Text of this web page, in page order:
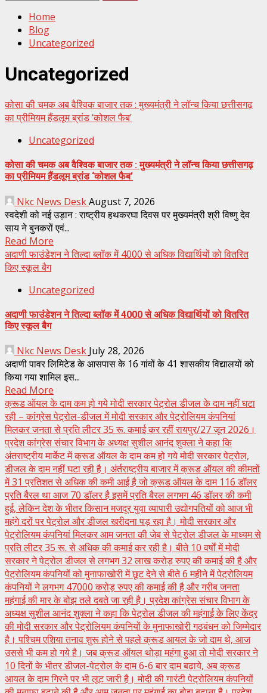
Home
Blog
Uncategorized
Uncategorized
कोसा की चमक अब वैश्विक बाजार तक : मुख्यमंत्री ने लॉन्च किया छत्तीसगढ़
का प्रीमियम हैंडलूम ब्रांड ‘कोशल फैब’
Uncategorized
कोसा की चमक अब वैश्विक बाजार तक : मुख्यमंत्री ने लॉन्च किया छत्तीसगढ़
का प्रीमियम हैंडलूम ब्रांड ‘कोशल फैब’
Nkc News DeskAugust 7, 2026
स्वदेशी को नई उड़ान : राष्ट्रीय हथकरघा दिवस पर मुख्यमंत्री श्री विष्णु देव
साय ने बुनकरों एवं...
Read More
अदाणी फाउंडेशन ने तिल्दा ब्लॉक में 4000 से अधिक विद्यार्थियों को वितरित
किए स्कूल बैग
Uncategorized
अदाणी फाउंडेशन ने तिल्दा ब्लॉक में 4000 से अधिक विद्यार्थियों को वितरित
किए स्कूल बैग
Nkc News Desk July 28, 2026
अदाणी पावर लिमिटेड के आसपास के 16 गांवों के 41 शासकीय विद्यालयों को
किया गया शामिल इस...
Read More
क्रूड ऑयल के दाम कम हो गये मोदी सरकार पेट्रोल डीजल के दाम नहीं घटा
रही – कांग्रेस पेट्रोल-डीजल में मोदी सरकार और पेट्रोलियम कंपनियां
मिलकर जनता से प्रति लीटर 35 रू. कमाई कर रहीं रायपुर/27 जून 2026।
प्रदेश कांग्रेस संचार विभाग के अध्यक्ष सुशील आनंद शुक्ला ने कहा कि
अंतराष्ट्रीय मार्केट में क्रूड ऑयल के दाम कम हो गये मोदी सरकार पेट्रोल,
डीजल के दाम नहीं घटा रही है। अंर्तराष्ट्रीय बाजार में क्रूड ऑयल की कीमतों
में 31 प्रतिशत से अधिक की कमी आई है जो क्रूड ऑयल के दाम 116 डॉलर
प्रति बैरल था आज 70 डॉलर है इसमें प्रति बैरल लगभग 46 डॉलर की कमी
हुई, लेकिन देश के भीतर किसान मजदूर युवा व्यापारी उद्योगपतियों को आज भी
महंगे दरों पर पेट्रोल और डीजल खरीदना पड़ रहा है। मोदी सरकार और
पेट्रोलियम कंपनियां मिलकर आम जनता की जेब से पेट्रोल डीजल के माध्यम से
प्रति लीटर 35 रू. से अधिक की कमाई कर रही है। बीते 10 वर्षों में मोदी
सरकार ने पेट्रोल डीजल से लगभग 32 लाख करोड़ रुपए की कमाई की है और
पेट्रोलियम कंपनियों को मुनाफाखोरी में छूट देने से बीते 6 महीने में पेट्रोलियम
कंपनियों ने लगभग 47000 करोड़ रुपए की कमाई की है और गरीब जनता
महंगाई की मार के बोझ तले दबते जा रही है। प्रदेश कांग्रेस संचार विभाग के
अध्यक्ष सुशील आनंद शुक्ला ने कहा कि पेट्रोल डीजल की महंगाई के लिए केंद्र
की मोदी सरकार और पेट्रोलियम कंपनियों के मुनाफाखोरी गठबंधन को जिम्मेदार
है। पश्चिम एशिया तनाव शुरू होने से पहले क्रूड आयल के जो दाम थे, आज
उससे भी कम हो गये है। जब क्रूड ऑयल थोड़ा महंगा हुआ तो मोदी सरकार ने
10 दिनों के भीतर डीजल-पेट्रोल के दाम 6-6 बार दाम बढ़ाये, अब क्रूड
आयल के दाम गिरने पर भी लूट जारी है। मोदी की गारंटी पेट्रोलियम कंपनियों